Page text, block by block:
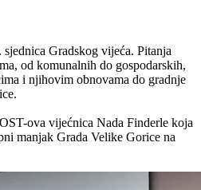
Gradskog vijeća. Pitanja
od komunalnih do gospodarskih,
i njihovim obnovama do gradnje
ova vijećnica Nada Finderle koja
manjak Grada Velike Gorice na